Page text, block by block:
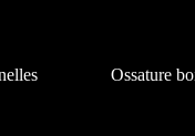
Ossature